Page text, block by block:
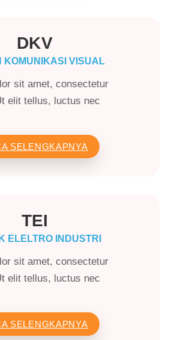
DKV
KOMUNIKASI VISUAL
sit amet, consectetur
elit tellus, luctus nec
SELENGKAPNYA
TEI
ELELTRO INDUSTRI
sit amet, consectetur
elit tellus, luctus nec
SELENGKAPNYA